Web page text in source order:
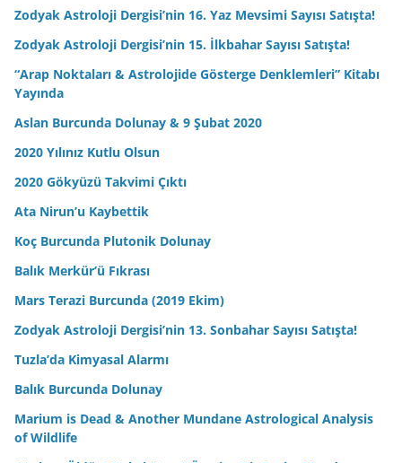
Zodyak Astroloji Dergisi’nin 16. Yaz Mevsimi Sayısı Satışta!
Zodyak Astroloji Dergisi’nin 15. İlkbahar Sayısı Satışta!
“Arap Noktaları & Astrolojide Gösterge Denklemleri” Kitabı
Yayında
Aslan Burcunda Dolunay & 9 Şubat 2020
2020 Yılınız Kutlu Olsun
2020 Gökyüzü Takvimi Çıktı
Ata Nirun’u Kaybettik
Koç Burcunda Plutonik Dolunay
Balık Merkür’ü Fıkrası
Mars Terazi Burcunda (2019 Ekim)
Zodyak Astroloji Dergisi’nin 13. Sonbahar Sayısı Satışta!
Tuzla’da Kimyasal Alarmı
Balık Burcunda Dolunay
Marium is Dead & Another Mundane Astrological Analysis
of Wildlife